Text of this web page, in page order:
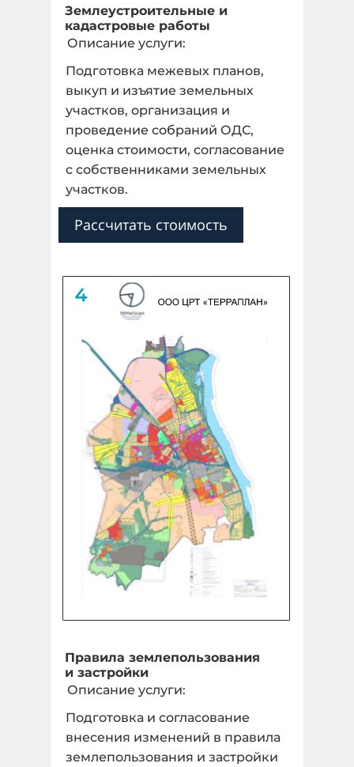
Землеустроительные и
кадастровые работы
Описание услуги:
Подготовка межевых планов,
выкуп и изъятие земельных
участков, организация и
проведение собраний ОДС,
оценка стоимости, согласование
с собственниками земельных
участков.
Рассчитать стоимость
Правила землепользования
и застройки
Описание услуги:
Подготовка и согласование
внесения изменений в правила
землепользования и застройки